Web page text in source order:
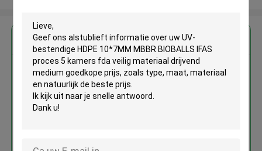
Krijg de beste prijs voor
UV-bestendige HDPE 10*7MM
MBBR BIOBALLS IFAS proces 5
kamers fda veilig materiaal